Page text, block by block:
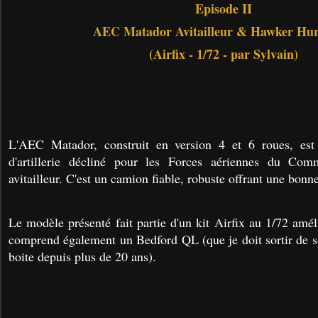
Episode II
AEC Matador Avitailleur & Hawker
(Airfix - 1/72 - par Sylvain)
L'AEC Matador, construit en version 4 et 6 roues,
d'artillerie décliné pour les Forces aériennes du
avitailleur. C'est un camion fiable, robuste offrant une
Le modèle présenté fait partie d'un kit Airfix au 1/72
comprend également un Bedford QL (que je doit sortir de
boite depuis plus de 20 ans).